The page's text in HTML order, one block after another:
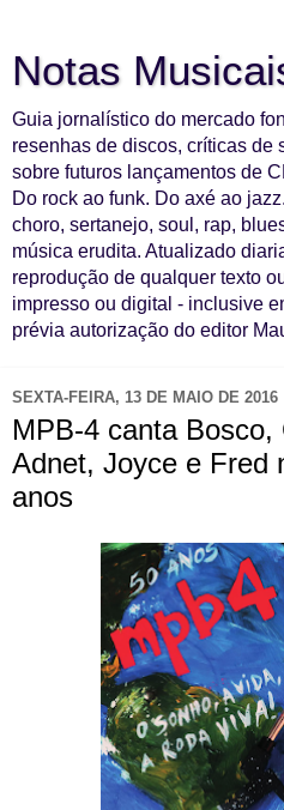
Notas
Guia jornalístico do mercado
resenhas de discos, críticas de
sobre futuros lançamentos de
Do rock ao funk. Do axé ao
choro, sertanejo, soul, rap,
música erudita. Atualizado
reprodução de qualquer texto
impresso ou digital - inclusive
prévia autorização do editor
SEXTA-FEIRA, 13 DE MAIO DE 2016
MPB-4 canta Bosco,
Adnet, Joyce e Fred
anos